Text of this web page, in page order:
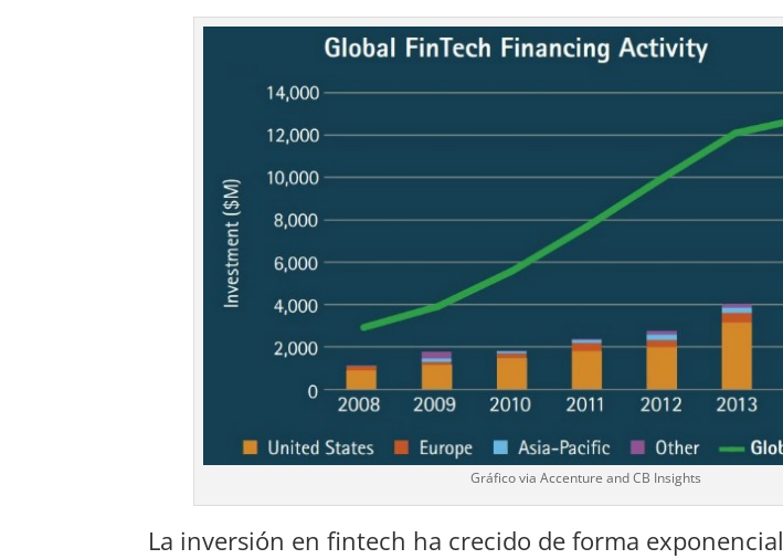
Gráfico via Accenture and CB Insights
La inversión en fintech ha crecido de forma exponencial